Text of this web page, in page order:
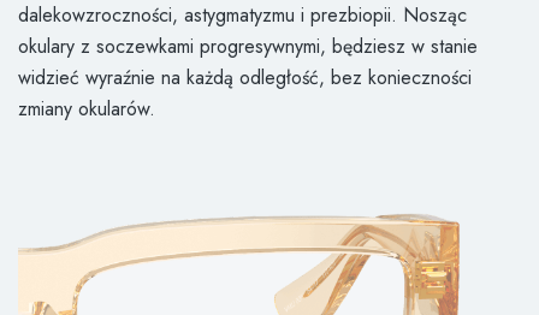
dalekowzroczności, astygmatyzmu i prezbiopii. Nosząc
okulary z soczewkami progresywnymi, będziesz w stanie
widzieć wyraźnie na każdą odległość, bez konieczności
zmiany okularów.